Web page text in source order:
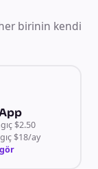
birinin kendi
$2.50
$18/ay